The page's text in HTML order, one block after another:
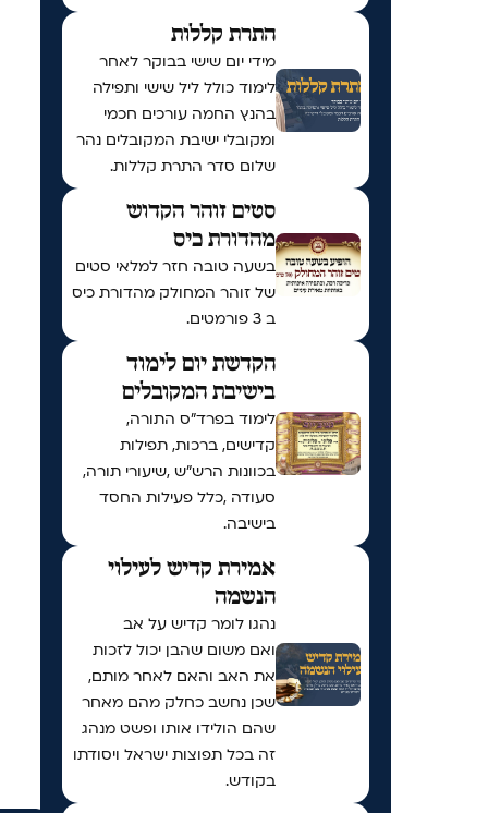
התרת קללות
מידי יום שישי בבוקר לאחר
לימוד כולל ליל שישי ותפילה
בהנץ החמה עורכים חכמי
ומקובלי ישיבת המקובלים נהר
שלום סדר התרת קללות.
סטים זוהר הקדוש
מהדורת כיס
בשעה טובה חזר למלאי סטים
של זוהר המחולק מהדורת כיס
ב 3 פורמטים.
הקדשת יום לימוד
בישיבת המקובלים
לימוד בפרד"ס התורה,
קדישים, ברכות, תפילות
בכוונות הרש"ש ,שיעורי תורה,
סעודה ,כלל פעילות החסד
בישיבה.
אמירת קדיש לעילוי
הנשמה
נהגו לומר קדיש על אב
ואם משום שהבן יכול לזכות
את האב והאם לאחר מותם,
שכן נחשב כחלק מהם מאחר
שהם הולידו אותו ופשט מנהג
זה בכל תפוצות ישראל ויסודתו
בקודש.